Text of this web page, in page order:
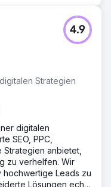
Strategien
4.9
digitalen
SEO, PPC,
anbietet,
zu verhelfen. Wir
hochwertige Leads zu
Lösungen echte